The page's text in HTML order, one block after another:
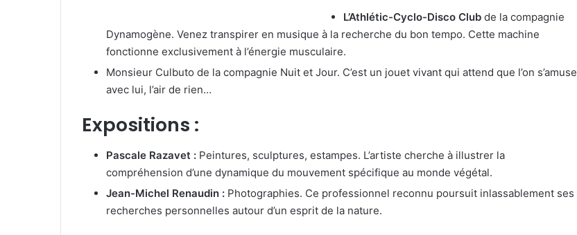
L’Athlétic-Cyclo-Disco Club de la compagnie
Dynamogène. Venez transpirer en musique à la recherche du bon tempo. Cette machine
fonctionne exclusivement à l’énergie musculaire.
Monsieur Culbuto de la compagnie Nuit et Jour. C’est un jouet vivant qui attend que l’on s’amuse
avec lui, l’air de rien…
Expositions :
Pascale Razavet : Peintures, sculptures, estampes. L’artiste cherche à illustrer la
compréhension d’une dynamique du mouvement spécifique au monde végétal.
Jean-Michel Renaudin : Photographies. Ce professionnel reconnu poursuit inlassablement ses
recherches personnelles autour d’un esprit de la nature.